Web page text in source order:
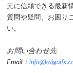
元に信頼できる最新
質問や疑問、お困り
い。
お問い合わせ先
Email：